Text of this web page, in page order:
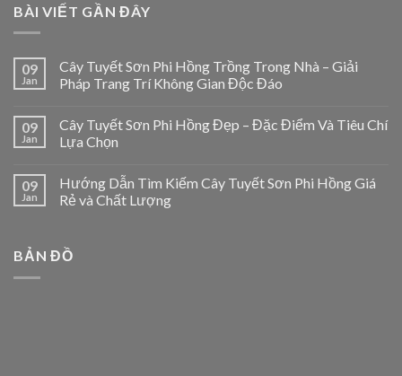
BÀI VIẾT GẦN ĐÂY
09
Jan
Cây Tuyết Sơn Phi Hồng Trồng Trong Nhà – Giải
Pháp Trang Trí Không Gian Độc Đáo
09
Jan
Cây Tuyết Sơn Phi Hồng Đẹp – Đặc Điểm Và Tiêu Chí
Lựa Chọn
09
Jan
Hướng Dẫn Tìm Kiếm Cây Tuyết Sơn Phi Hồng Giá
Rẻ và Chất Lượng
BẢN ĐỒ